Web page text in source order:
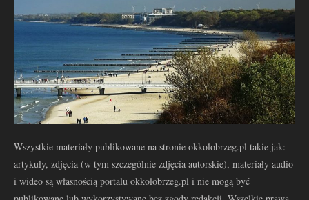
Wszystkie materiały publikowane na stronie okkolobrzeg.pl takie jak:
artykuły, zdjęcia (w tym szczególnie zdjęcia autorskie), materiały audio
i wideo są własnością portalu okkolobrzeg.pl i nie mogą być